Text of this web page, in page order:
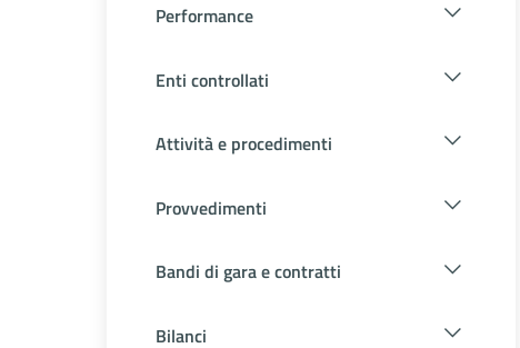
Performance
Enti controllati
Attività e procedimenti
Provvedimenti
Bandi di gara e contratti
Bilanci